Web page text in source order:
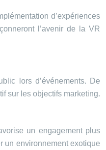
d’expériences
l’avenir de la VR
lors d’événements. De
sur les objectifs marketing.
un engagement plus
un environnement exotique